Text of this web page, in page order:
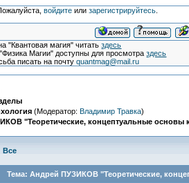
войдитеили зарегистрируйтесь.
"Квантовая магия" читатьздесь
Магии" доступны для просмотраздесь
писать на почтуquantmag@mail.ru
(Модератор: Владимир Травка)
"Теоретические, концептуальные основы
Все
Тема: Андрей ПУЗИКОВ "Теоретические,